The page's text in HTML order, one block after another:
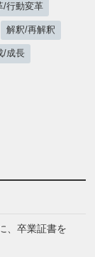
/行動変革
解釈/再解釈
/成長
、卒業証書を